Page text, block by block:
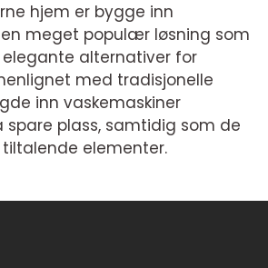
hjem er bygge inn
meget populær løsning som
alternativer for
med tradisjonelle
inn vaskemaskiner
plass, samtidig som de
elementer.